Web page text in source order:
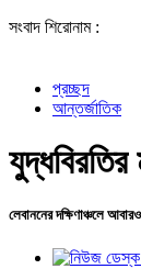
সংবাদ শিরোনাম :
প্রচ্ছদ
আন্তর্জাতিক
লেবাননের দক্ষিণাঞ্চলে